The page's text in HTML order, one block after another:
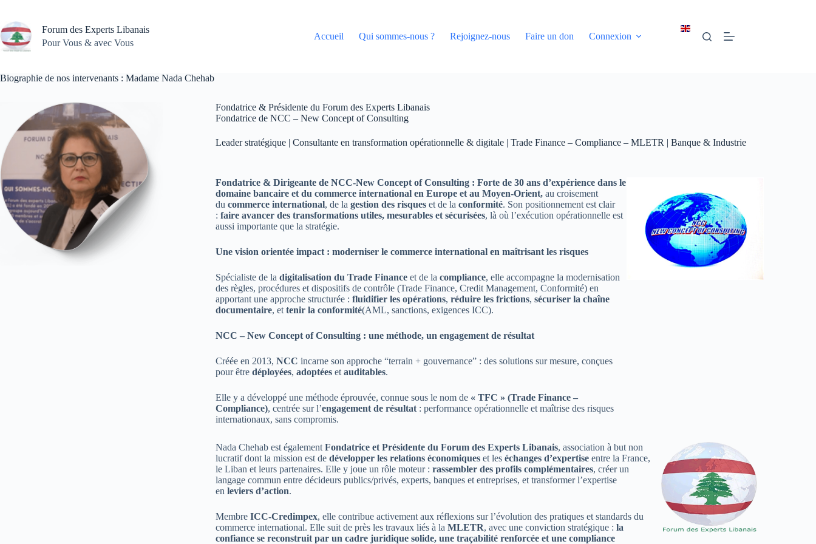
contenu
Forum des Experts Libanais
Pour Vous & avec Vous
Accueil Qui sommes-nous ? Rejoignez-nous Faire un don Connexion
Biographie de nos intervenants : Madame Nada Chehab
Fondatrice & Présidente du Forum des Experts Libanais
Fondatrice de NCC – New Concept of Consulting
Leader stratégique | Consultante en transformation opérationnelle & digitale | Trade Finance – Compliance – MLETR | Banque & Industrie
Fondatrice & Dirigeante de NCC-New Concept of Consulting : Forte de 30 ans d’expérience dans le
domaine bancaire et du commerce international en Europe et au Moyen-Orient, au croisement
du commerce international, de la gestion des risqueset de la conformité. Son positionnement est clair
: faire avancer des transformations utiles, mesurables et sécurisées, là où l’exécution opérationnelle est
aussi importante que la stratégie.
Une vision orientée impact : moderniser le commerce international en maîtrisant les risques
Spécialiste de la digitalisation du Trade Financeet de la compliance, elle accompagne la modernisation
des règles, procédures et dispositifs de contrôle (Trade Finance, Credit Management, Conformité) en
apportant une approche structurée : fluidifier les opérations, réduire les frictions, sécuriser la chaîne
documentaire, et tenir la conformité(AML, sanctions, exigences ICC).
NCC – New Concept of Consulting : une méthode, un engagement de résultat
Créée en 2013, NCC incarne son approche “terrain + gouvernance” : des solutions sur mesure, conçues
pour être déployées, adoptéeset auditables.
Elle y a développé une méthode éprouvée, connue sous le nom de « TFC » (Trade Finance –
Compliance), centrée sur l’engagement de résultat: performance opérationnelle et maîtrise des risques
internationaux, sans compromis.
Nada Chehab est également Fondatrice et Présidente du Forum des Experts Libanais, association à but non
lucratif dont la mission est de développer les relations économiqueset les échanges d’expertiseentre la France,
le Liban et leurs partenaires. Elle y joue un rôle moteur : rassembler des profils complémentaires, créer un
langage commun entre décideurs publics/privés, experts, banques et entreprises, et transformer l’expertise
en leviers d’action.
Membre ICC-Credimpex, elle contribue activement aux réflexions sur l’évolution des pratiques et standards du
commerce international. Elle suit de près les travaux liés à la MLETR, avec une conviction stratégique : la
confiance se reconstruit par un cadre juridique solide, une traçabilité renforcée et une compliance